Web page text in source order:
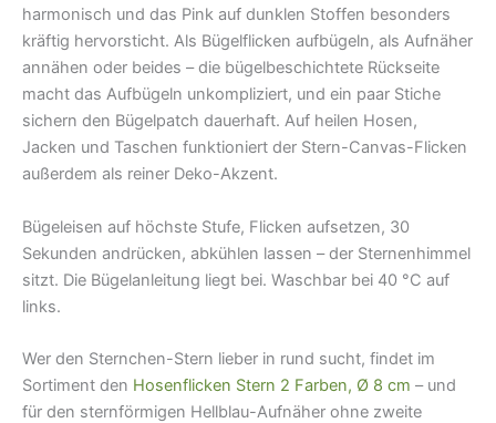
harmonisch und das Pink auf dunklen Stoffen besonders
kräftig hervorsticht. Als Bügelflicken aufbügeln, als Aufnäher
annähen oder beides – die bügelbeschichtete Rückseite
macht das Aufbügeln unkompliziert, und ein paar Stiche
sichern den Bügelpatch dauerhaft. Auf heilen Hosen,
Jacken und Taschen funktioniert der Stern-Canvas-Flicken
außerdem als reiner Deko-Akzent.
Bügeleisen auf höchste Stufe, Flicken aufsetzen, 30
Sekunden andrücken, abkühlen lassen – der Sternenhimmel
sitzt. Die Bügelanleitung liegt bei. Waschbar bei 40 °C auf
links.
Wer den Sternchen-Stern lieber in rund sucht, findet im
Sortiment den Hosenflicken Stern 2 Farben, Ø 8 cm – und
für den sternförmigen Hellblau-Aufnäher ohne zweite